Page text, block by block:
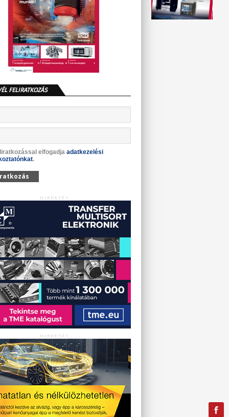
FELIRATKOZÁS
elfogadja adatkezelési
.
HIRDETÉS
HIRDETÉS